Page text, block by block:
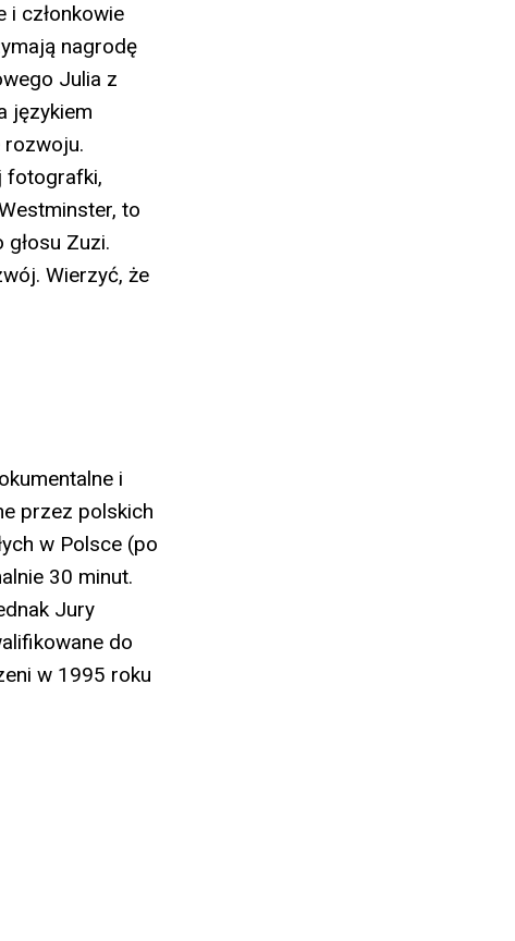
i członkowie
nagrodę
Julia z
językiem
rozwoju.
fotografki,
to
Zuzi.
Wierzyć, że
i
przez polskich
w Polsce (po
30 minut.
Jury
do
w 1995 roku